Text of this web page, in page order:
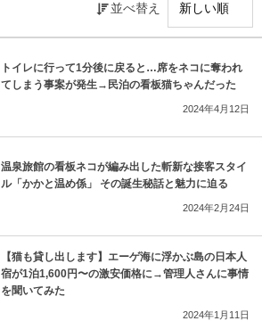
並べ替え
トイレに行って1分後に戻ると…席をネコに奪われ
てしまう事案が発生→民泊の看板猫ちゃんだった
2024年4月12日
温泉旅館の看板ネコが編み出した斬新な接客スタイ
ル「かかと温め係」 その誕生秘話と魅力に迫る
2024年2月24日
【猫も貸し出します】エーゲ海に浮かぶ島の日本人
宿が1泊1,600円〜の激安価格に→管理人さんに事情
を聞いてみた
2024年1月11日